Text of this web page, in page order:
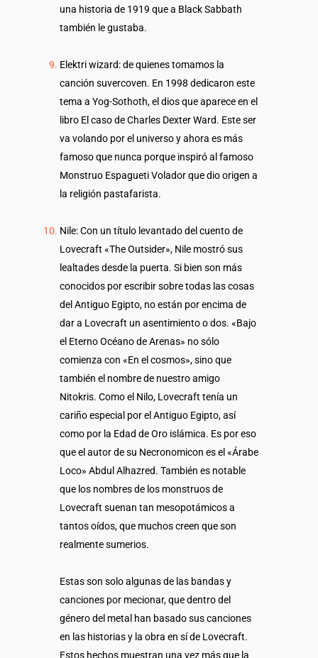
una historia de 1919 que a Black Sabbath
también le gustaba.
Elektri wizard: de quienes tomamos la
canción suvercoven. En 1998 dedicaron este
tema a Yog-Sothoth, el dios que aparece en el
libro El caso de Charles Dexter Ward. Este ser
va volando por el universo y ahora es más
famoso que nunca porque inspiró al famoso
Monstruo Espagueti Volador que dio origen a
la religión pastafarista.
Nile: Con un título levantado del cuento de
Lovecraft «The Outsider», Nile mostró sus
lealtades desde la puerta. Si bien son más
conocidos por escribir sobre todas las cosas
del Antiguo Egipto, no están por encima de
dar a Lovecraft un asentimiento o dos. «Bajo
el Eterno Océano de Arenas» no sólo
comienza con «En el cosmos», sino que
también el nombre de nuestro amigo
Nitokris. Como el Nilo, Lovecraft tenía un
cariño especial por el Antiguo Egipto, así
como por la Edad de Oro islámica. Es por eso
que el autor de su Necronomicon es el «Árabe
Loco» Abdul Alhazred. También es notable
que los nombres de los monstruos de
Lovecraft suenan tan mesopotámicos a
tantos oídos, que muchos creen que son
realmente sumerios.
Estas son solo algunas de las bandas y
canciones por mecionar, que dentro del
género del metal han basado sus canciones
en las historias y la obra en sí de Lovecraft.
Estos hechos muestran una vez más que la